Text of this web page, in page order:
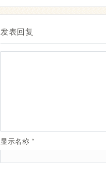
发表回复
显示名称 *